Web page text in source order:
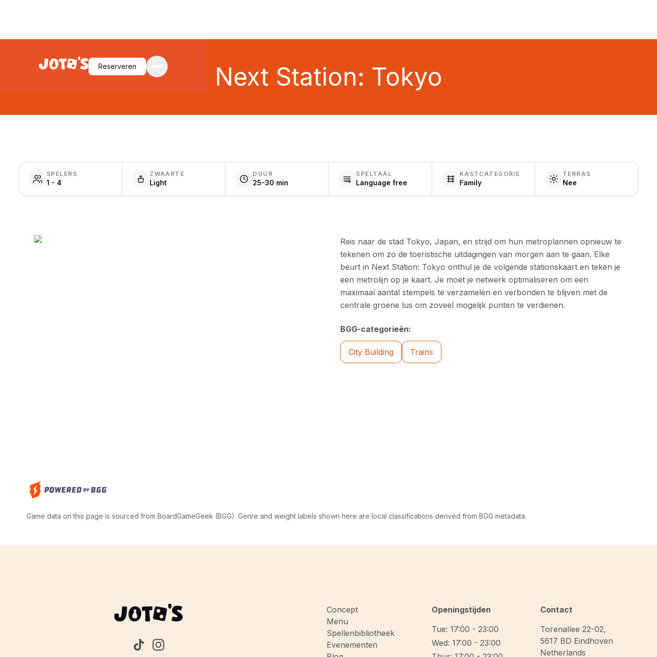
Reserveren Next Station: Tokyo
SPELERS
1 - 4
ZWAARTE
Light
DUUR
25-30 min
SPELTAAL
Language free
KASTCATEGORIE
Family
TERRAS
Nee
Reis naar de stad Tokyo, Japan, en strijd om hun metroplannen opnieuw te
tekenen om zo de toeristische uitdagingen van morgen aan te gaan. Elke
beurt in Next Station: Tokyo onthul je de volgende stationskaart en teken je
een metrolijn op je kaart. Je moet je netwerk optimaliseren om een
maximaal aantal stempels te verzamelen en verbonden te blijven met de
centrale groene lus om zoveel mogelijk punten te verdienen.
BGG-categorieën:
City Building Trains
Game data on this page is sourced from BoardGameGeek (BGG). Genre and weight labels shown here are local classifications derived from BGG metadata.
Concept
Menu
Spellenbibliotheek
Evenementen
Openingstijden
Tue: 17:00 - 23:00
Wed: 17:00 - 23:00
Contact
Torenallee 22-02,
5617 BD Eindhoven
Netherlands